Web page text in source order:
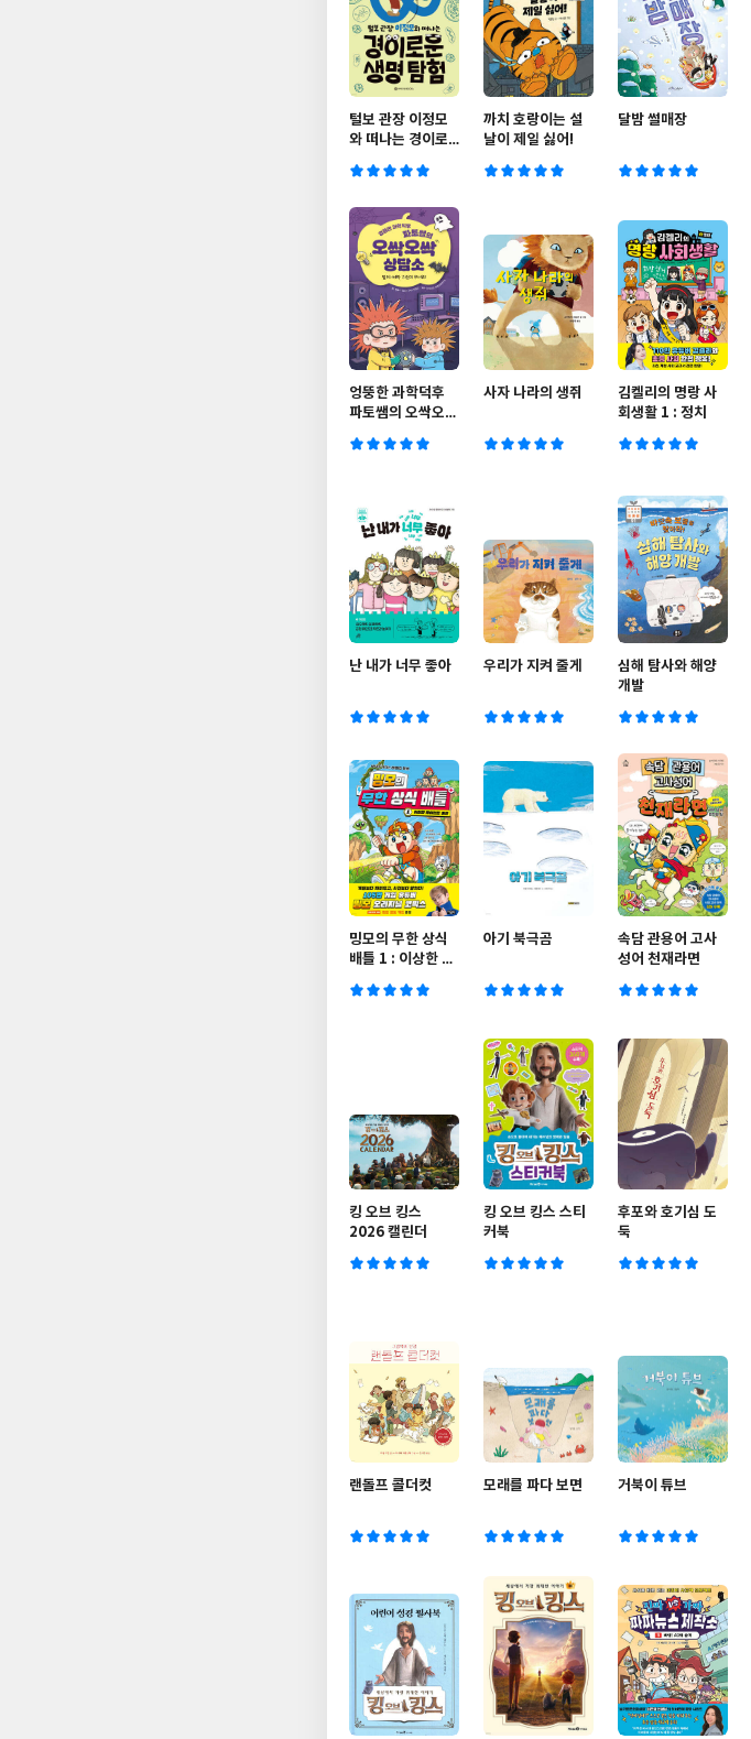
털보 관장 이정모
와 떠나는 경이로
까치 호랑이는 설
날이 제일 싫어!
달밤 썰매장
엉뚱한 과학덕후
파토쌤의 오싹오싹
사자 나라의 생쥐
김켈리의 명랑 사
회생활 1 : 정치
난 내가 너무 좋아 우리가 지켜 줄게
심해 탐사와 해양
개발
밍모의 무한 상식
배틀 1 : 이상한 자
아기 북극곰
속담 관용어 고사
성어 천재라면
킹 오브 킹스
2026 캘린더
킹 오브 킹스 스티
커북
후포와 호기심 도
둑
랜돌프 콜더컷 모래를 파다 보면 거북이 튜브